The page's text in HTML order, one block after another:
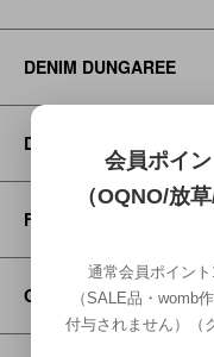
DENIM DUNGAREE
Dr MARTENS
FITH
Go to Hollywood
会員ポイ
（OQNO/放
通常会員ポイン
（SALE品・womb
付与されません）（